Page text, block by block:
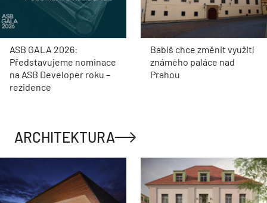
ASB GALA 2026:
Představujeme nominace
na ASB Developer roku –
rezidence
Babiš chce změnit využití
známého paláce nad
Prahou
ARCHITEKTURA